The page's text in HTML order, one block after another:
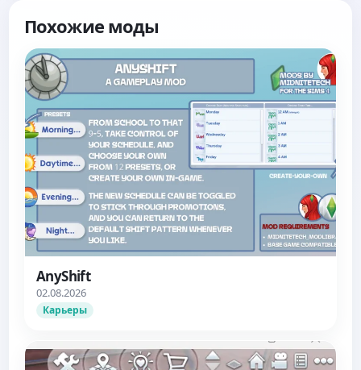
Похожие моды
AnyShift
02.08.2026
Карьеры